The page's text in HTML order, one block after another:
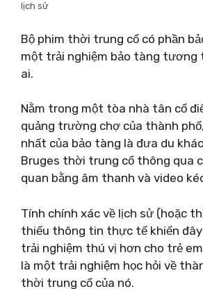
lịch sử
Bộ phim thời trung cổ có phần
một trải nghiệm bảo tàng tương
ai.
Nằm trong một tòa nhà tân cổ
quảng trường chợ của thành
nhất của bảo tàng là đưa du
Bruges thời trung cổ thông qua
quan bằng âm thanh và video
Tính chính xác về lịch sử (hoặc
thiếu thông tin thực tế khiến
trải nghiệm thú vị hơn cho trẻ
là một trải nghiệm học hỏi về
thời trung cổ của nó.